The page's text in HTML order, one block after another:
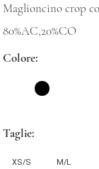
Maglioncino crop
80%AC,20%CO
Colore
Taglie
XS/S M/L